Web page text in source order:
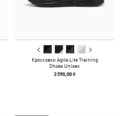
Кроссовки Agile Lite Training
Shoes Unisex
3 590,00 ₴